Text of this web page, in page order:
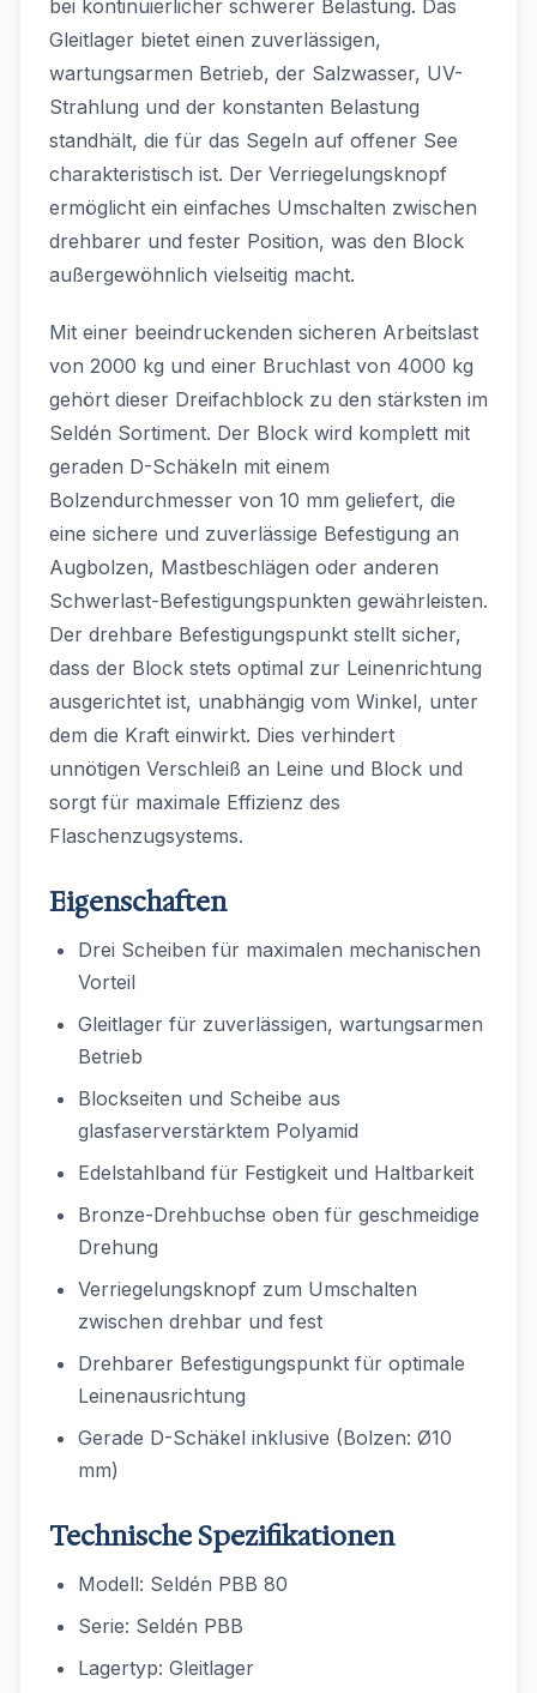
bei kontinuierlicher schwerer Belastung. Das
Gleitlager bietet einen zuverlässigen,
wartungsarmen Betrieb, der Salzwasser, UV-
Strahlung und der konstanten Belastung
standhält, die für das Segeln auf offener See
charakteristisch ist. Der Verriegelungsknopf
ermöglicht ein einfaches Umschalten zwischen
drehbarer und fester Position, was den Block
außergewöhnlich vielseitig macht.
Mit einer beeindruckenden sicheren Arbeitslast
von 2000 kg und einer Bruchlast von 4000 kg
gehört dieser Dreifachblock zu den stärksten im
Seldén Sortiment. Der Block wird komplett mit
geraden D-Schäkeln mit einem
Bolzendurchmesser von 10 mm geliefert, die
eine sichere und zuverlässige Befestigung an
Augbolzen, Mastbeschlägen oder anderen
Schwerlast-Befestigungspunkten gewährleisten.
Der drehbare Befestigungspunkt stellt sicher,
dass der Block stets optimal zur Leinenrichtung
ausgerichtet ist, unabhängig vom Winkel, unter
dem die Kraft einwirkt. Dies verhindert
unnötigen Verschleiß an Leine und Block und
sorgt für maximale Effizienz des
Flaschenzugsystems.
Eigenschaften
Drei Scheiben für maximalen mechanischen
Vorteil
Gleitlager für zuverlässigen, wartungsarmen
Betrieb
Blockseiten und Scheibe aus
glasfaserverstärktem Polyamid
Edelstahlband für Festigkeit und Haltbarkeit
Bronze-Drehbuchse oben für geschmeidige
Drehung
Verriegelungsknopf zum Umschalten
zwischen drehbar und fest
Drehbarer Befestigungspunkt für optimale
Leinenausrichtung
Gerade D-Schäkel inklusive (Bolzen: Ø10
mm)
Technische Spezifikationen
Modell: Seldén PBB 80
Serie: Seldén PBB
Lagertyp: Gleitlager